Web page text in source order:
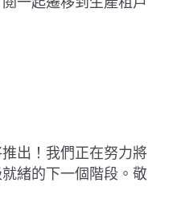
出！我們正在努力將
緒的下一個階段。敬